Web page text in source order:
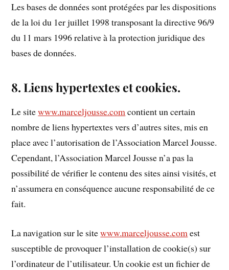
Les bases de données sont protégées par les dispositions
de la loi du 1er juillet 1998 transposant la directive 96/9
du 11 mars 1996 relative à la protection juridique des
bases de données.
8. Liens hypertextes et cookies.
Le sitewww.marceljousse.comcontient un certain
nombre de liens hypertextes vers d’autres sites, mis en
place avec l’autorisation de l’Association Marcel Jousse.
Cependant, l’Association Marcel Jousse n’a pas la
possibilité de vérifier le contenu des sites ainsi visités, et
n’assumera en conséquence aucune responsabilité de ce
fait.
La navigation sur le sitewww.marceljousse.com est
susceptible de provoquer l’installation de cookie(s) sur
l’ordinateur de l’utilisateur. Un cookie est un fichier de